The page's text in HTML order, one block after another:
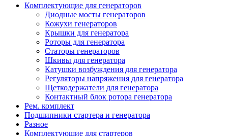
Комплектующие для генераторов
Диодные мосты генераторов
Кожухи генераторов
Крышки для генератора
Роторы для генератора
Статоры генераторов
Шкивы для генератора
Катушки возбуждения для генератора
Регуляторы напряжения для генератора
Щеткодержатели для генератора
Контактный блок ротора генератора
Рем. комплект
Подшипники стартера и генератора
Разное
Комплектующие для стартеров